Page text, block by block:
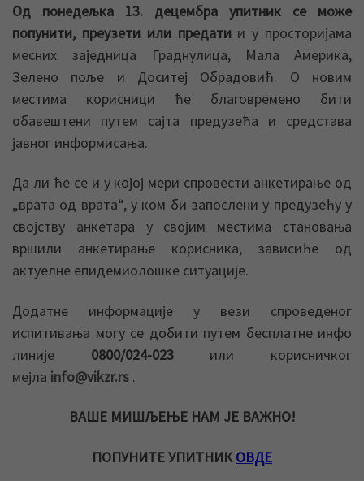
Од понедељка 13. децембра упитник се може
попунити, преузети или предати и у просторијама
месних заједница Граднулица, Мала Америка,
Зелено поље и Доситеј Обрадовић. О новим
местима корисници ће благовремено бити
обавештени путем сајта предузећа и средстава
јавног информисања.
Да ли ће се и у којој мери спровести анкетирање од
„врата од врата“, у ком би запослени у предузећу у
својству анкетара у својим местима становања
вршили анкетирање корисника, зависиће од
актуелне епидемиолошке ситуације.
Додатне информације у вези спроведеног
испитивања могу се добити путем бесплатне инфо
линије 0800/024-023или корисничког
мејла info@vikzr.rs .
ВАШЕ МИШЉЕЊЕ НАМ ЈЕ ВАЖНО!
ПОПУНИТЕ УПИТНИК ОВДЕ